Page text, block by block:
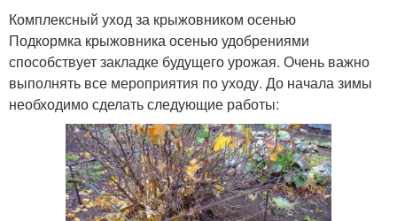
Комплексный уход за крыжовником осенью
Подкормка крыжовника осенью удобрениями
способствует закладке будущего урожая. Очень важно
выполнять все мероприятия по уходу. До начала зимы
необходимо сделать следующие работы: